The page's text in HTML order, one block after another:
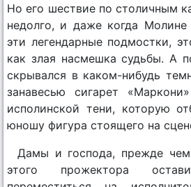
Но его шествие по столичным
недолго, и даже когда Молине
эти легендарные подмостки,
как злая насмешка судьбы. А
скрывался в каком-нибудь
занавесью сигарет
исполинской тени, которую
юношу фигура стоящего на
Дамы и господа, прежде
этого прожектора